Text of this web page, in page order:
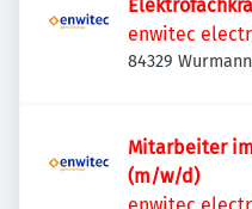
enwitec
84329
Mitarbeiter
(m/w/d)